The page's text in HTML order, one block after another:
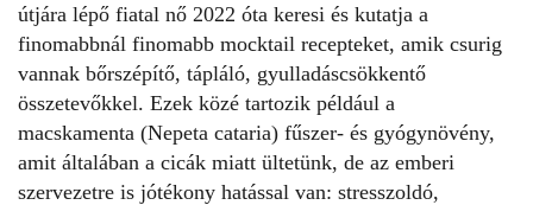
útjára lépő fiatal nő 2022 óta keresi és kutatja a
finomabbnál finomabb mocktail recepteket, amik csurig
vannak bőrszépítő, tápláló, gyulladáscsökkentő
összetevőkkel. Ezek közé tartozik például a
macskamenta (Nepeta cataria) fűszer- és gyógynövény,
amit általában a cicák miatt ültetünk, de az emberi
szervezetre is jótékony hatással van: stresszoldó,